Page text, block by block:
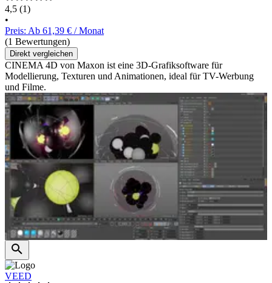
4,5 (1)
•
Preis: Ab 61,39 € / Monat
(1 Bewertungen)
Direkt vergleichen
CINEMA 4D von Maxon ist eine 3D-Grafiksoftware für
Modellierung, Texturen und Animationen, ideal für TV-Werbung
und Filme.
VEED